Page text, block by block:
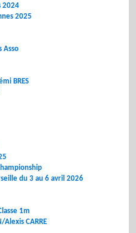
2024
2025
Asso
BRES
du 3 au 6 avril 2026
1m
Alexis CARRE